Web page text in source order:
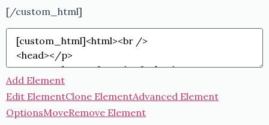
[/custom_html]
Add Element
Edit ElementClone ElementAdvanced Element
OptionsMoveRemove Element